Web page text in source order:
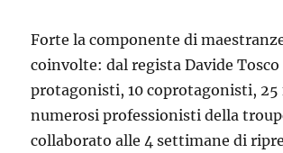
Forte la componente di
coinvolte: dal regista Davide
protagonisti, 10 coprotagonisti,
numerosi professionisti della
collaborato alle 4 settimane di